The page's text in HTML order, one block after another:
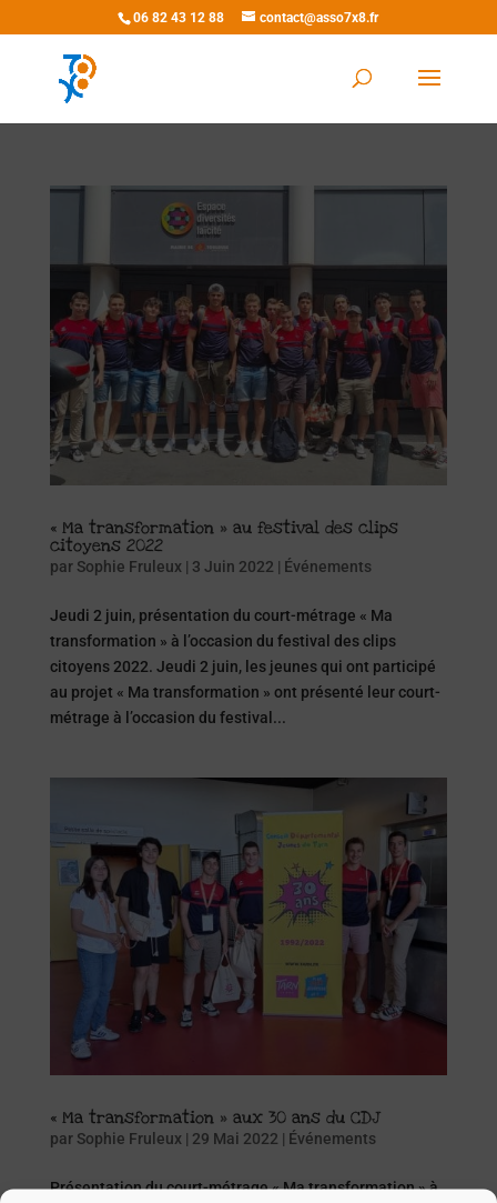
06 82 43 12 88 contact@asso7x8.fr
« Ma transformation » au festival des clips
citoyens 2022
par Sophie Fruleux | 3 Juin 2022 | Événements
Jeudi 2 juin, présentation du court-métrage « Ma
transformation » à l’occasion du festival des clips
citoyens 2022. Jeudi 2 juin, les jeunes qui ont participé
au projet « Ma transformation » ont présenté leur court-
métrage à l’occasion du festival...
« Ma transformation » aux 30 ans du CDJ
par Sophie Fruleux| 29 Mai 2022 | Événements
Présentation du court-métrage « Ma transformation » à